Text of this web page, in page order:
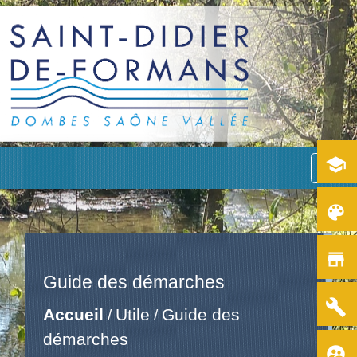
menu
Guide des démarches
Accueil / Utile / Guide des
démarches
school
color_lens
store
build